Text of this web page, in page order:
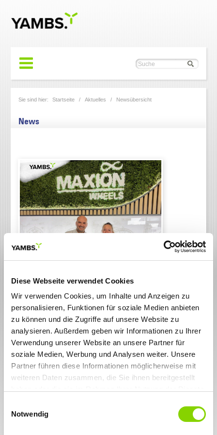
Diese Webseite verwendet Cookies
Wir verwenden Cookies, um Inhalte und Anzeigen zu
personalisieren, Funktionen für soziale Medien anbieten
zu können und die Zugriffe auf unsere Website zu
analysieren. Außerdem geben wir Informationen zu Ihrer
Verwendung unserer Website an unsere Partner für
soziale Medien, Werbung und Analysen weiter. Unsere
Partner führen diese Informationen möglicherweise mit
weiteren Daten zusammen, die Sie ihnen bereitgestellt
Cookies, wenn Sie unsere Webseite weiterhin nutzen.
Notwendig
Sie sind hier: Startseite /Aktuelles / Newsübersicht
News
Zurück zur Übersicht
20.10.2025 20 Jahre Partnerschaft: Maxion
Wheels setzt auf YAMBS
20 Jahre Partnerschaft: Maxion Wheels setzt auf YAMBS
Eine starke Partnerschaft feiert Jubiläum: Seit 20
Jahren arbeitet Maxion Wheels erfolgreich mit
Software4Professionals zusammen. Maxion Wheels ist einer
der weltweit führenden Hersteller von Stahl- und
Aluminiumrädern für PKW, Nutzfahrzeuge
Das Unternehmen vertraut seit 2005 auf die Lösungen